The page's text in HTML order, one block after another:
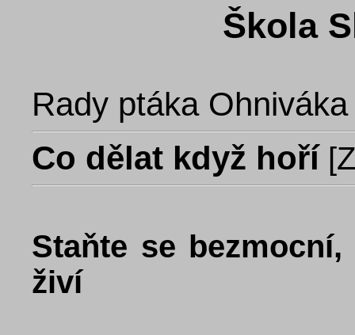
Škola
Rady ptáka Ohniváka
Co dělat když hoří [
Staňte se
živí